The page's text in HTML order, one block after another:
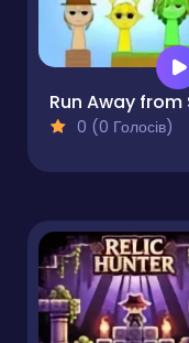
Candy Buff
0 (0 Голосів)